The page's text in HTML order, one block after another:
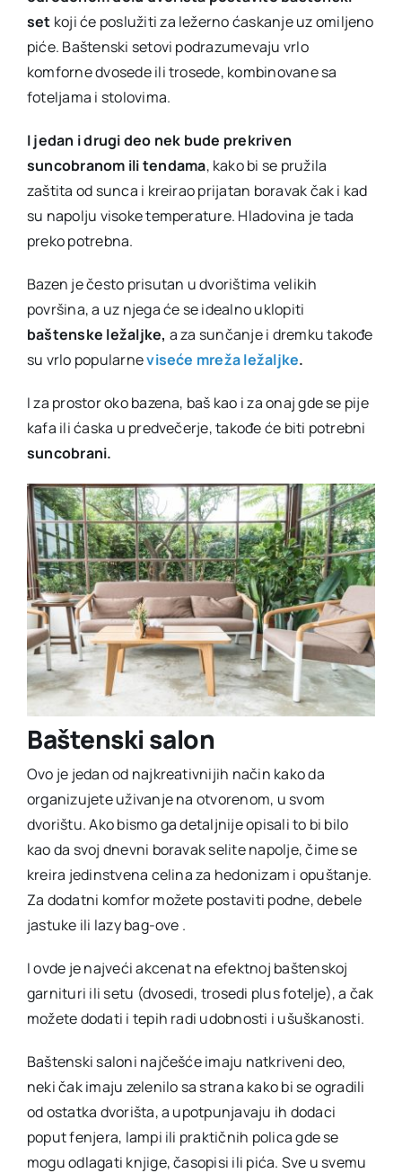
set koji će poslužiti za ležerno ćaskanje uz omiljeno
piće. Baštenski setovi podrazumevaju vrlo
komforne dvosede ili trosede, kombinovane sa
foteljama i stolovima.
I jedan i drugi deo nek bude prekriven
suncobranom ili tendama, kako bi se pružila
zaštita od sunca i kreirao prijatan boravak čak i kad
su napolju visoke temperature. Hladovina je tada
preko potrebna.
Bazen je često prisutan u dvorištima velikih
površina, a uz njega će se idealno uklopiti
baštenske ležaljke, a za sunčanje i dremku takođe
su vrlo popularneviseće mreža ležaljke.
I za prostor oko bazena, baš kao i za onaj gde se pije
kafa ili ćaska u predvečerje, takođe će biti potrebni
suncobrani.
Baštenski salon
Ovo je jedan od najkreativnijih način kako da
organizujete uživanje na otvorenom, u svom
dvorištu. Ako bismo ga detaljnije opisali to bi bilo
kao da svoj dnevni boravak selite napolje, čime se
kreira jedinstvena celina za hedonizam i opuštanje.
Za dodatni komfor možete postaviti podne, debele
jastuke ili lazy bag-ove .
I ovde je najveći akcenat na efektnoj baštenskoj
garnituri ili setu (dvosedi, trosedi plus fotelje), a čak
možete dodati i tepih radi udobnosti i ušuškanosti.
Baštenski saloni najčešće imaju natkriveni deo,
neki čak imaju zelenilo sa strana kako bi se ogradili
od ostatka dvorišta, a upotpunjavaju ih dodaci
poput fenjera, lampi ili praktičnih polica gde se
mogu odlagati knjige, časopisi ili pića. Sve u svemu